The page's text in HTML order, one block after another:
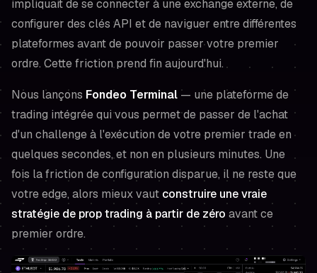
impliquait de se connecter à une exchange externe, de
configurer des clés API et de naviguer entre différentes
plateformes avant de pouvoir passer votre premier
ordre. Cette friction prend fin aujourd'hui.
Nous lançons Fondeo Terminal — une plateforme de
trading intégrée qui vous permet de passer de l'achat
d'un challenge à l'exécution de votre premier trade en
quelques secondes, et non en plusieurs minutes. Une
fois la friction de configuration disparue, il ne reste que
votre edge, alors mieux vaut construire une vraie
stratégie de prop trading à partir de zéro avant ce
premier ordre.